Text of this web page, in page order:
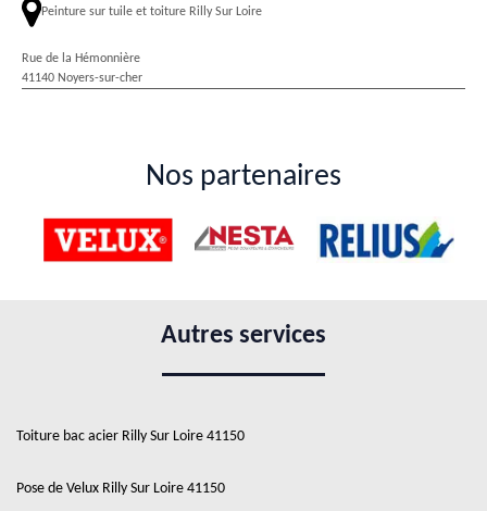
Peinture sur tuile et toiture Rilly Sur Loire
Rue de la Hémonnière
41140 Noyers-sur-cher
Nos partenaires
Autres services
Toiture bac acier Rilly Sur Loire 41150
Pose de Velux Rilly Sur Loire 41150